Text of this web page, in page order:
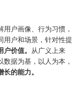
户画像、行为习惯，
用户和场景，针对性提
价值。 从广义上来
据为基，以人为本，
的能力。